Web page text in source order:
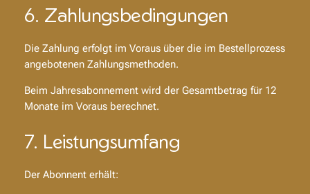
6. Zahlungsbedingungen
Die Zahlung erfolgt im Voraus über die im Bestellprozess
angebotenen Zahlungsmethoden.
Beim Jahresabonnement wird der Gesamtbetrag für 12
Monate im Voraus berechnet.
7. Leistungsumfang
Der Abonnent erhält: